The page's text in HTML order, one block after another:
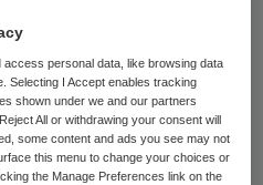
helpen, zonder dat
meer gaan zweten.
promoveert
door hem
personal data, like browsing data
Selecting I Accept enables tracking
shown under we and our partners
All or withdrawing your consent will
some content and ads you see may not
this menu to change your choices or
the Manage Preferences link on the